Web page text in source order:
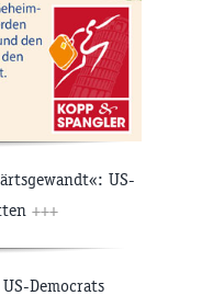
US-
+++
Democrats